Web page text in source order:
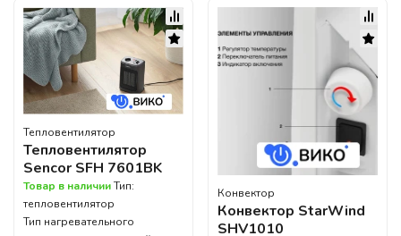
Тепловентилятор
Тепловентилятор
Sencor SFH 7601BK
Товар в наличииТип:
тепловентилятор
Тип нагревательного
Конвектор
Конвектор StarWind
SHV1010